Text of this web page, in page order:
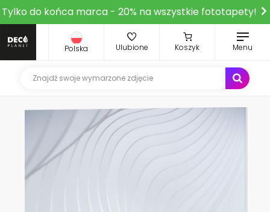
Tylko do końca marca - 20% na wszystkie fototapety!
Polska Ulubione Koszyk Menu